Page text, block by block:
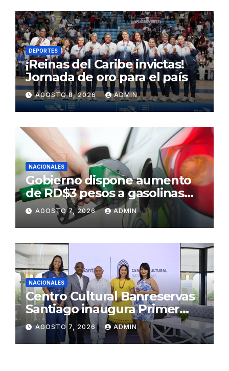
DEPORTES
¡Reinas del Caribe invictas!
Jornada de oro para el país
AGOSTO 8, 2026 ADMIN
NACIONALES
Gobierno dispone aumento
de RD$3 pesos a gasolinas
premium y regular
AGOSTO 7, 2026 ADMIN
NACIONALES
Centro Cultural Banreservas
Santiago inaugura Primer
Congreso de Artesanos de
Santiago
AGOSTO 7, 2026 ADMIN